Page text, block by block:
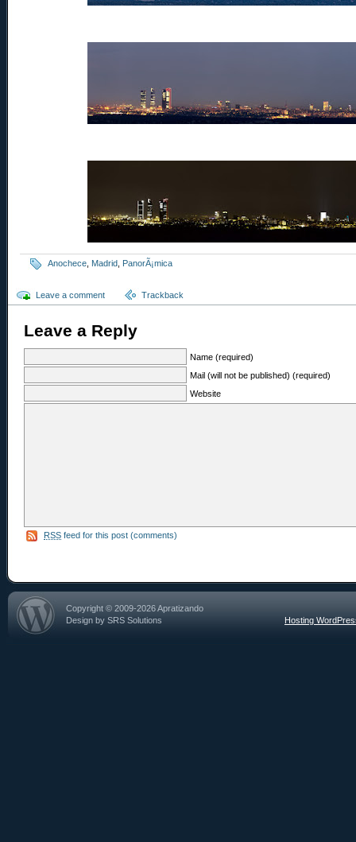
Anochece Madrid PanorÃ¡mica
Leave a comment Trackback
Leave a Reply
Name (required)
Mail (will not be published) (required)
Website
RSS feed for this post (comments)
Copyright © 2009-2026 Apratizando
Design by SRS Solutions
Hosting